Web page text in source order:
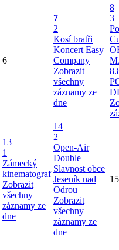
6
7
2
Kosí bratři
Koncert Easy
Company
Zobrazit
všechny
záznamy ze
dne
8
3
13
1
Zámecký
kinematograf
Zobrazit
všechny
záznamy ze
dne
14
2
Open-Air
Double
Slavnost obce
Jeseník nad
Odrou
Zobrazit
všechny
záznamy ze
dne
15